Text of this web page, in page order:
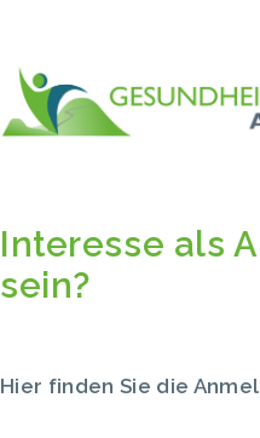
Interesse als
sein?
Hier finden Sie die